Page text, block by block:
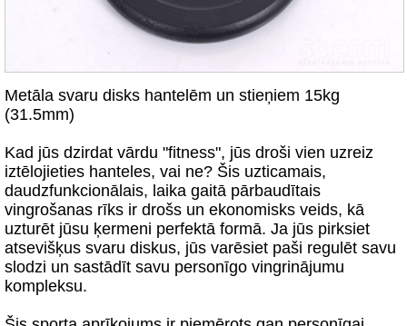
Metāla svaru disks hantelēm un stieņiem 15kg
(31.5mm)
Kad jūs dzirdat vārdu "fitness", jūs droši vien uzreiz
iztēlojieties hanteles, vai ne? Šis uzticamais,
daudzfunkcionālais, laika gaitā pārbaudītais
vingrošanas rīks ir drošs un ekonomisks veids, kā
uzturēt jūsu ķermeni perfektā formā. Ja jūs pirksiet
atsevišķus svaru diskus, jūs varēsiet paši regulēt savu
slodzi un sastādīt savu personīgo vingrinājumu
kompleksu.